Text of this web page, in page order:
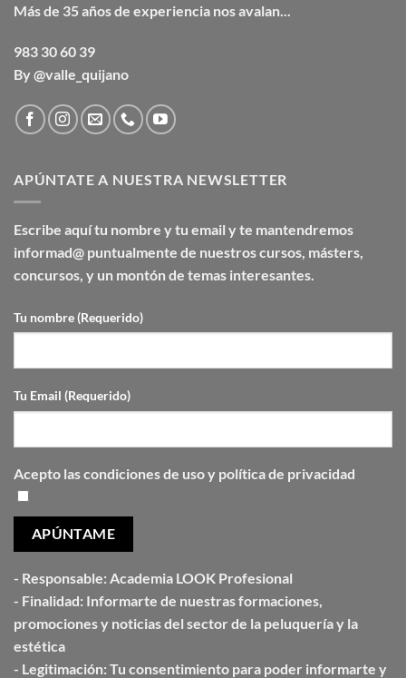
Más de 35 años de experiencia nos avalan...
983 30 60 39
By @valle_quijano
APÚNTATE A NUESTRA NEWSLETTER
Escribe aquí tu nombre y tu email y te mantendremos
informad@ puntualmente de nuestros cursos, másters,
concursos, y un montón de temas interesantes.
Tu nombre (Requerido)
Tu Email (Requerido)
Acepto lascondiciones de uso y política de privacidad
- Responsable: Academia LOOK Profesional
- Finalidad: Informarte de nuestras formaciones,
promociones y noticias del sector de la peluquería y la
estética
- Legitimación: Tu consentimiento para poder informarte y